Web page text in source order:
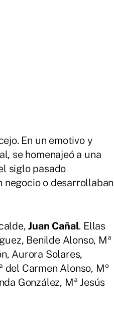
En un emotivo y
se homenajeó a una
siglo pasado
negocio o desarrollaban
Juan Cañal. Ellas
Benilde Alonso, Mª
Aurora Solares,
del Carmen Alonso, Mº
González, Mª Jesús